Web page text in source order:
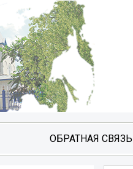
ОБРАТНАЯ СВЯЗЬ